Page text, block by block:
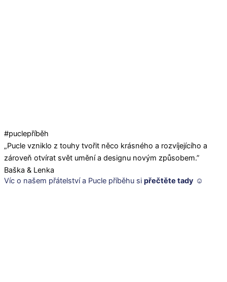
#puclepříběh
„Pucle vzniklo z touhy tvořit něco krásného a rozvíjejícího a
zároveň otvírat svět umění a designu novým způsobem.”
Baška & Lenka
Víc o našem přátelství a Pucle příběhu si přečtěte tady ☺️